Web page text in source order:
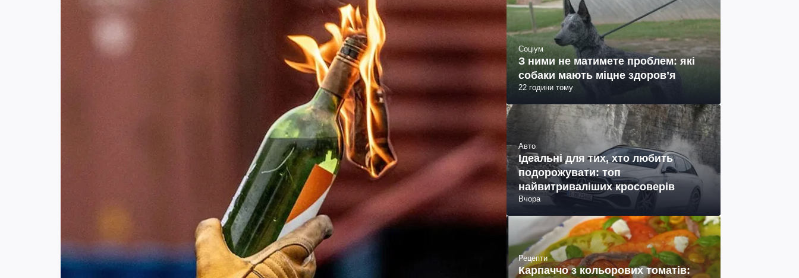
Соціум
З ними не матимете проблем: які
собаки мають міцне здоров’я
22 години тому
Авто
Ідеальні для тих, хто любить
подорожувати: топ
найвитриваліших кросоверів
Вчора
Рецепти
Карпаччо з кольорових томатів: